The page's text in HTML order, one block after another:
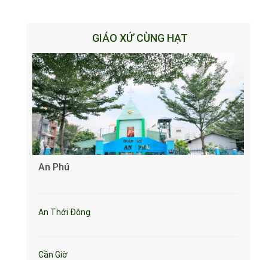
GIÁO XỨ CÙNG HẠT
An Phú
An Thới Đông
Cần Giờ